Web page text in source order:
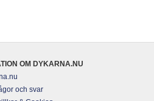
OM DYKARNA.NU
och svar